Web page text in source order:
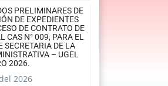
PRELIMINARES DE
DE EXPEDIENTES
DE CONTRATO DE
CAS N° 009, PARA EL
SECRETARIA DE LA
– UGEL
2026.
2026